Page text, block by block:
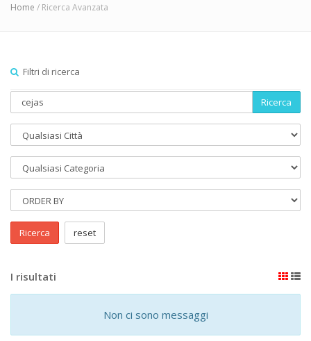
Home / Ricerca Avanzata
Filtri di ricerca
Ricerca
Ricerca reset
I risultati
Non ci sono messaggi